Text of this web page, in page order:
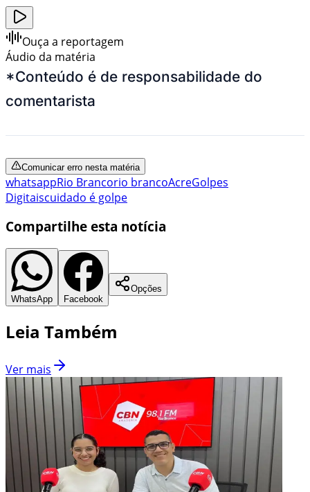
Ouça a reportagem
Áudio da matéria
*Conteúdo é de responsabilidade do
comentarista
Comunicar erro nesta matéria
whatsappRio Brancorio brancoAcreGolpes
Digitaiscuidado é golpe
Compartilhe esta notícia
WhatsApp Facebook
Opções
Leia Também
Ver mais